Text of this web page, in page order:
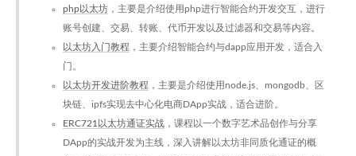
php以太坊 ，主要是介绍使用php进行智能合约开发交互，进行
账号创建、交易、转账、代币开发以及过滤器和交易等内容。
以太坊入门教程 ，主要介绍智能合约与dapp应用开发，适合入
门。
以太坊开发进阶教程 ，主要是介绍使用node.js、mongodb、区
块链、ipfs实现去中心化电商DApp实战，适合进阶。
ERC721以太坊通证实战 ，课程以一个数字艺术品创作与分享
DApp的实战开发为主线，深入讲解以太坊非同质化通证的概